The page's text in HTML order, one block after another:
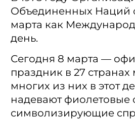
Объединенных Наций
марта как
день.
Сегодня 8 марта —
праздник в 27
многих из них в этот
надевают фиолетовые
символизирующие